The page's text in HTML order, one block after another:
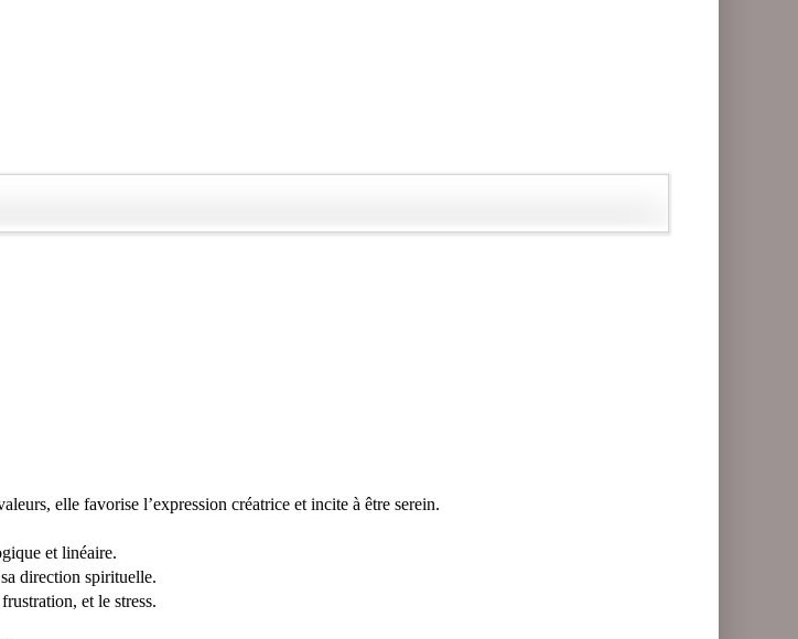
elle favorise l’expression créatrice et incite à être serein.
et linéaire.
direction spirituelle.
et le stress.